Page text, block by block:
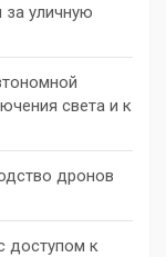
уличную
света и к
дронов
доступом к